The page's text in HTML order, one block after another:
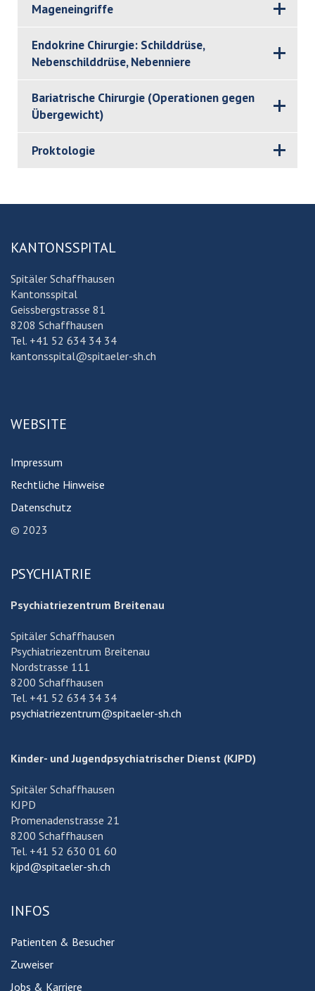
Mageneingriffe
Endokrine Chirurgie: Schilddrüse,
Nebenschilddrüse, Nebenniere
Bariatrische Chirurgie (Operationen gegen
Übergewicht)
Proktologie
KANTONSSPITAL
Spitäler Schaffhausen
Kantonsspital
Geissbergstrasse 81
8208 Schaffhausen
Tel. +41 52 634 34 34
kantonsspital@spitaeler-sh.ch
WEBSITE
Impressum
Rechtliche Hinweise
Datenschutz
© 2023
PSYCHIATRIE
Psychiatriezentrum Breitenau
Spitäler Schaffhausen
Psychiatriezentrum Breitenau
Nordstrasse 111
8200 Schaffhausen
Tel. +41 52 634 34 34
psychiatriezentrum@spitaeler-sh.ch
Kinder- und Jugendpsychiatrischer Dienst (KJPD)
Spitäler Schaffhausen
KJPD
Promenadenstrasse 21
8200 Schaffhausen
Tel. +41 52 630 01 60
kjpd@spitaeler-sh.ch
INFOS
Patienten & Besucher
Zuweiser
Jobs & Karriere